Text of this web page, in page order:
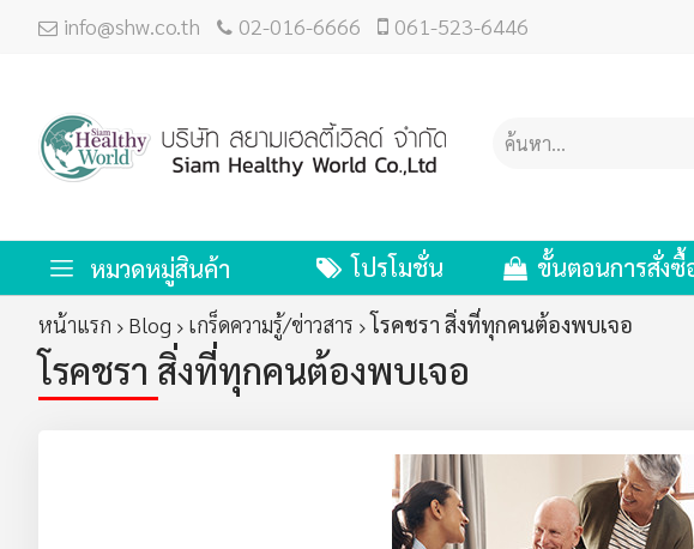
info@shw.co.th 02-016-6666 061-523-6446
หมวดหมู่สินค้า โปรโมชั่น ขั้นตอนการสั่งซื้
หน้าแรก Blog เกร็ดความรู้/ข่าวสาร โรคชรา สิ่งที่ทุกคนต้องพบเจอ
โรคชรา สิ่งที่ทุกคนต้องพบเจอ